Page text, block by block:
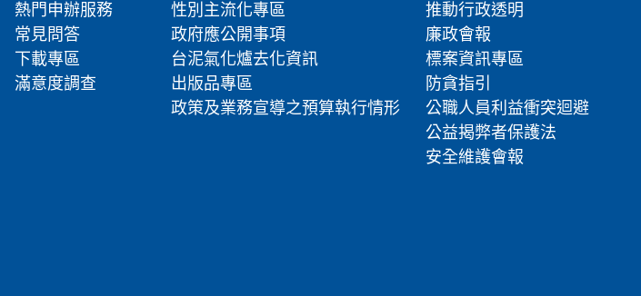
熱門申辦服務
常見問答
下載專區
滿意度調查
性別主流化專區
政府應公開事項
台泥氣化爐去化資訊
出版品專區
政策及業務宣導之預算執行情形
推動行政透明
廉政會報
標案資訊專區
防貪指引
公職人員利益衝突迴避
公益揭弊者保護法
安全維護會報